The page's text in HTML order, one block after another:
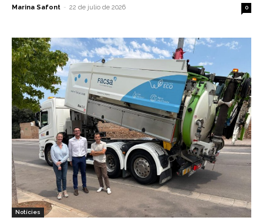
Marina Safont - 22 de julio de 2026 0
Notícies